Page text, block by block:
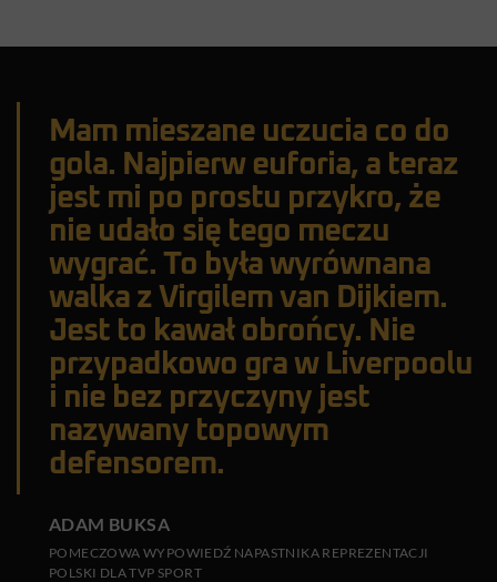
Mam mieszane uczucia co do
gola. Najpierw euforia, a teraz
jest mi po prostu przykro, że
nie udało się tego meczu
wygrać. To była wyrównana
walka z Virgilem van Dijkiem.
Jest to kawał obrońcy. Nie
przypadkowo gra w Liverpoolu
i nie bez przyczyny jest
nazywany topowym
defensorem.
ADAM BUKSA
POMECZOWA WYPOWIEDŹ NAPASTNIKA REPREZENTACJI
POLSKI DLA TVP SPORT